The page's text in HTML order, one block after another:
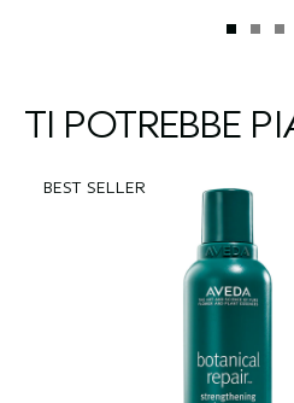
TI POTREBBE
BEST SELLER